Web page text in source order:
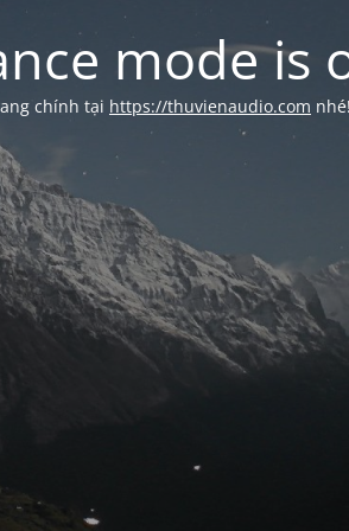
mode is
chính tại https://thuvienaudio.com